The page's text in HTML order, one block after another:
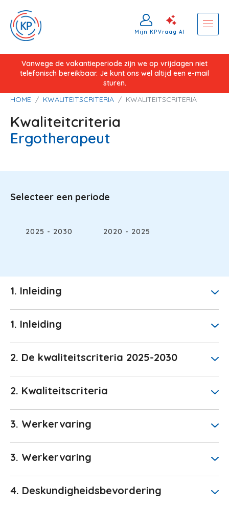
Overslaan
inhoud
gaan
Vanwege de vakantieperiode zijn we op vrijdagen niet
telefonisch bereikbaar. Je kunt ons wel altijd een e-mail
sturen.
Mijn KPVraag AI
Kruimelpad
HOME KWALITEITSCRITERIA KWALITEITSCRITERIA
Kwaliteitcriteria
Ergotherapeut
Selecteer een periode
2025 - 2030 2020 - 2025
1. Inleiding
1. Inleiding
2. De kwaliteitscriteria 2025-2030
2. Kwaliteitscriteria
3. Werkervaring
3. Werkervaring
4. Deskundigheidsbevordering